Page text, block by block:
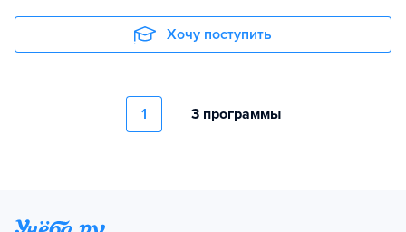
Хочу поступить
1 3 программы